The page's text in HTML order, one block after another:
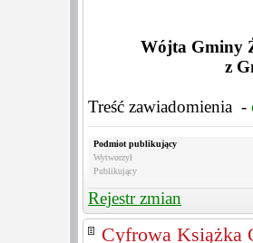
Wójta Gminy
z
Treść zawiadomienia -
Podmiot publikujący
Wytworzył
Publikujący
Rejestr zmian
Cyfrowa Książka